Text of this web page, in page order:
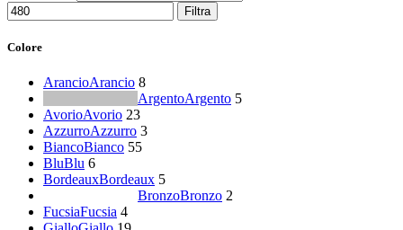
Filtra
Colore
ArancioArancio 8
ArgentoArgento 5
AvorioAvorio 23
AzzurroAzzurro 3
BiancoBianco 55
BluBlu 6
BordeauxBordeaux 5
BronzoBronzo 2
FucsiaFucsia 4